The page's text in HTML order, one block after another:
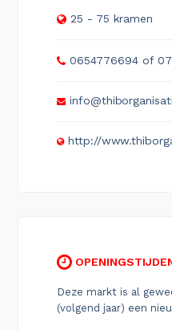
25 - 75 kramen
0654776694 of
http://
Deze markt is al
(volgend jaar) een